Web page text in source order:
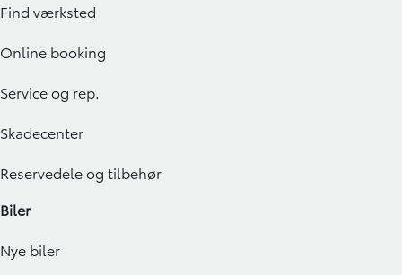
Find værksted
Online booking
Service og rep.
Skadecenter
Reservedele og tilbehør
Biler
Nye biler